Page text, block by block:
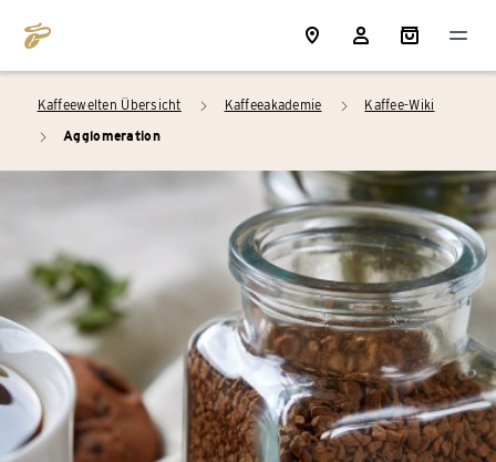
Kaffeewelten Übersicht arrow_right Kaffeeakademie arrow_right Kaffee-Wiki
arrow_right Agglomeration